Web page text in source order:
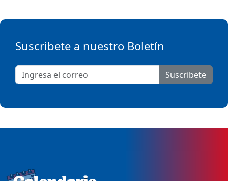
Suscribete a nuestro Boletín
Suscribete